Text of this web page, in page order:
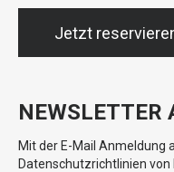
Jetzt
NEWSLETTER
Mit der E-Mail Anmeldung
Datenschutzrichtlinien